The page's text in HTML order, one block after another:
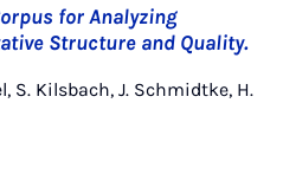
for Analyzing
Structure and Quality.
S. Kilsbach, J. Schmidtke, H.